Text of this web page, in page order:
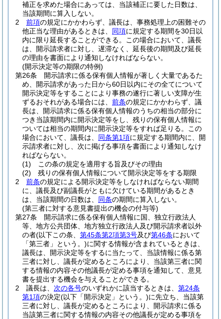
補正を求めた場合にあっては、当該補正に要した日数は、
当該期間に算入しない。
2
前項の規定にかかわらず、議長は、事務処理上の困難その
他正当な理由があるときは、 同項に規定する期間を30日以
内に限り延長することができる。
この場合において、議長
は、開示請求者に対し、遅滞なく、延長後の期間及び延長
の理由を書面により通知しなければならない。
(開示決定等の期限の特例)
第26条
開示請求に係る保有個人情報が著しく大量であるた
め、開示請求があった日から60日以内にその全てについて
開示決定等をすることにより事務の遂行に著しい支障が生
ずるおそれがある場合には、 前条の規定にかかわらず、議
長は、開示請求に係る保有個人情報のうちの相当の部分に
つき当該期間内に開示決定等をし、残りの保有個人情報に
ついては相当の期間内に開示決定等をすれば足りる。
この
場合において、議長は、 同条第1項に規定する期間内に、開
示請求者に対し、次に掲げる事項を書面により通知しなけ
ればならない。
(1)
この条の規定を適用する旨及びその理由
(2)
残りの保有個人情報について開示決定等をする期限
2
前条の規定による開示決定等をしなければならない期間
に、議長及び副議長がともに欠けている期間があるとき
は、当該期間の日数は、 同条の期間に算入しない。
(第三者に対する意見書提出の機会の付与等)
第27条
開示請求に係る保有個人情報に国、独立行政法人
等、地方公共団体、地方独立行政法人及び開示請求者以外
の者(以下この条、 第45条第2項第3号及び第46条において
「第三者」という。)に関する情報が含まれているときは、
議長は、開示決定等をするに当たって、当該情報に係る第
三者に対し、議長が定めるところにより、当該第三者に関
する情報の内容その他議長が定める事項を通知して、意見
書を提出する機会を与えることができる。
2
議長は、 次の各号のいずれかに該当するときは、 第24条
第1項の決定(以下「開示決定」という。)に先立ち、当該第
三者に対し、議長が定めるところにより、開示請求に係る
当該第三者に関する情報の内容その他議長が定める事項を